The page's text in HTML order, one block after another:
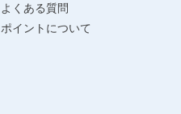
よくある質問
ポイントについて